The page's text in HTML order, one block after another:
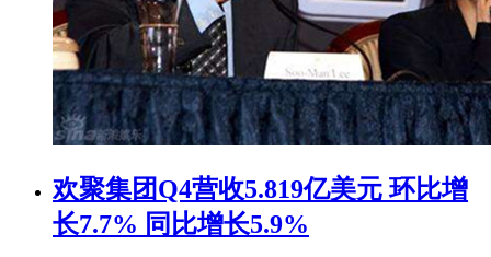
欢聚集团Q4营收5.819亿美元 环比增
长7.7% 同比增长5.9%